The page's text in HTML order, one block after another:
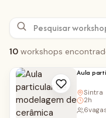
10 workshops
Aula
Sintra
2h
6